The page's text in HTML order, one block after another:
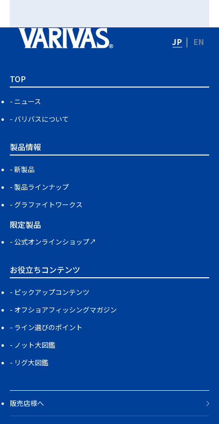
JP EN
TOP
ニュース
バリバスについて
製品情報
新製品
製品ラインナップ
グラファイトワークス
限定製品
公式オンラインショップ↗
お役立ちコンテンツ
ピックアップコンテンツ
オフショアフィッシングマガジン
ライン選びのポイント
ノット大図鑑
リグ大図鑑
販売店様へ